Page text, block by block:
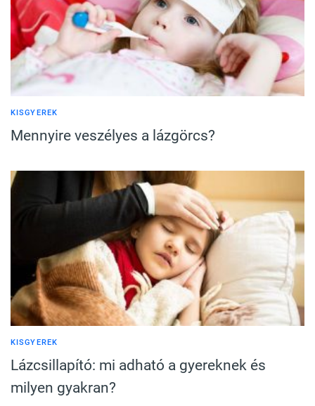
KISGYEREK
Mennyire veszélyes a lázgörcs?
KISGYEREK
Lázcsillapító: mi adható a gyereknek és
milyen gyakran?